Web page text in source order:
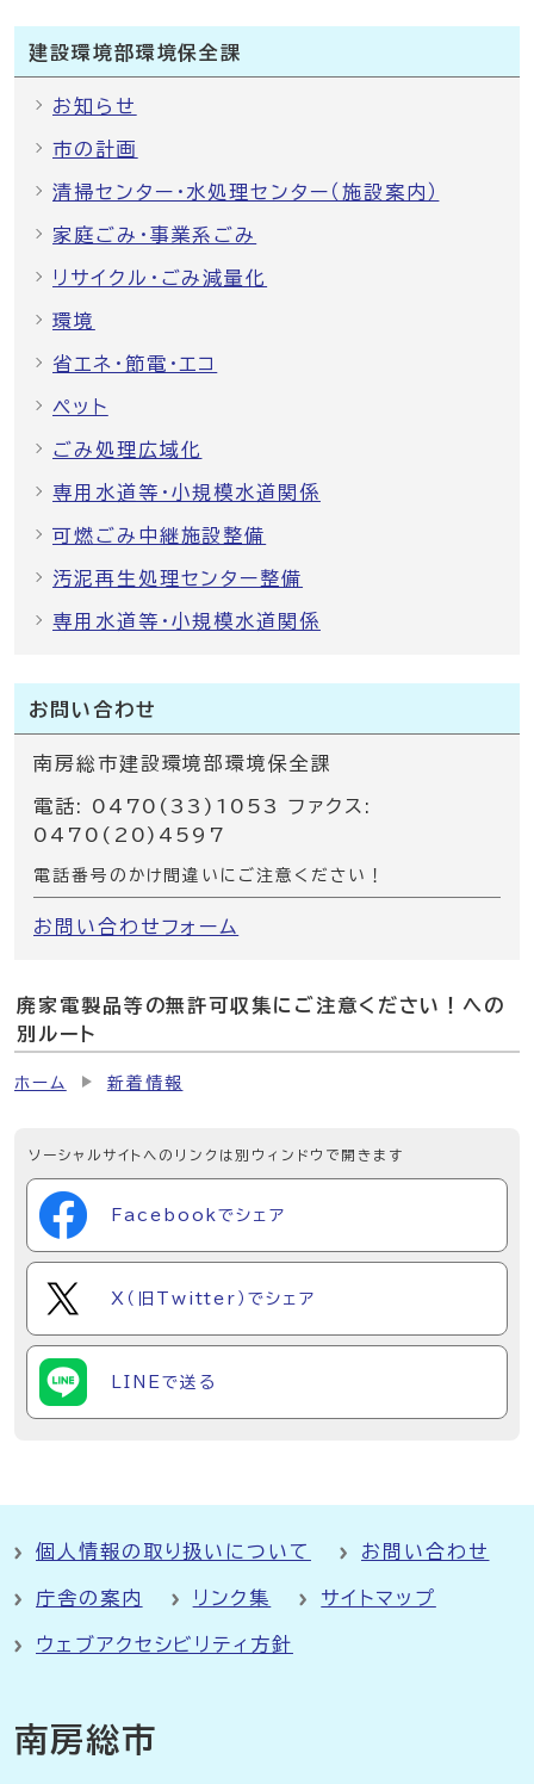
建設環境部環境保全課
お知らせ
市の計画
清掃センター・水処理センター（施設案内）
家庭ごみ・事業系ごみ
リサイクル・ごみ減量化
環境
省エネ・節電・エコ
ペット
ごみ処理広域化
専用水道等・小規模水道関係
可燃ごみ中継施設整備
汚泥再生処理センター整備
専用水道等・小規模水道関係
お問い合わせ
南房総市建設環境部環境保全課
電話: 0470(33)1053 ファクス:
0470(20)4597
電話番号のかけ間違いにご注意ください！
お問い合わせフォーム
廃家電製品等の無許可収集にご注意ください！への
別ルート
ホーム 新着情報
ソーシャルサイトへのリンクは別ウィンドウで開きます
Facebookでシェア
X（旧Twitter）でシェア
LINEで送る
個人情報の取り扱いについて お問い合わせ
庁舎の案内 リンク集 サイトマップ
ウェブアクセシビリティ方針
南房総市